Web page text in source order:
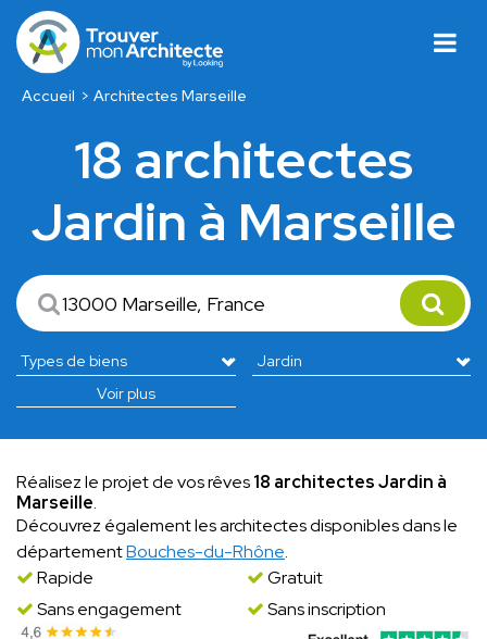
Accueil Architectes Marseille
18 architectes
Jardin à Marseille
Voir plus
Réalisez le projet de vos rêves18 architectes Jardin à
Marseille.
Découvrez également les architectes disponibles dans le
départementBouches-du-Rhône.
Rapide
Gratuit
Sans engagement
Sans inscription